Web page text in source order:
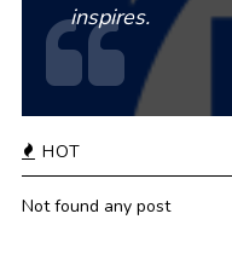
inspires.
HOT
Not found any post